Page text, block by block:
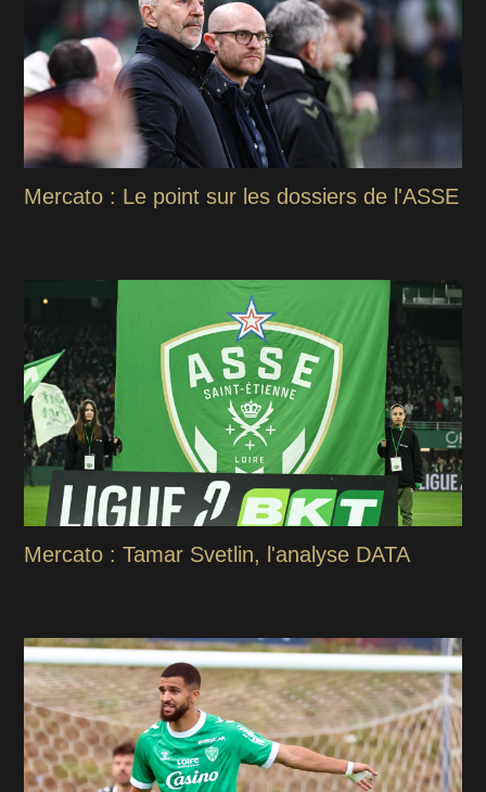
Mercato : Le point sur les dossiers de l'ASSE
Mercato : Tamar Svetlin, l'analyse DATA